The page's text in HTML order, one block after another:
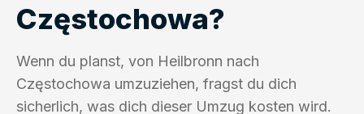
Częstochowa?
Wenn du planst, von Heilbronn nach
Częstochowa umzuziehen, fragst du dich
sicherlich, was dich dieser Umzug kosten wird.